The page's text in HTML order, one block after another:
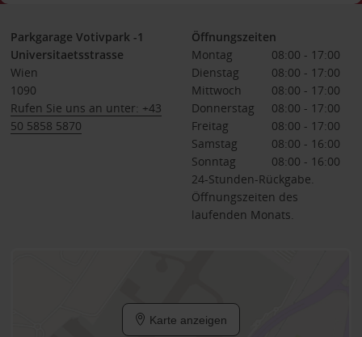
Parkgarage Votivpark -1
Universitaetsstrasse
Wien
1090
Rufen Sie uns an unter: +43
50 5858 5870
Öffnungszeiten
Montag
08:00 - 17:00
Dienstag
08:00 - 17:00
Mittwoch
08:00 - 17:00
Donnerstag
08:00 - 17:00
Freitag
08:00 - 17:00
Samstag
08:00 - 16:00
Sonntag
08:00 - 16:00
24-Stunden-Rückgabe.
Öffnungszeiten des
laufenden Monats.
Karte anzeigen